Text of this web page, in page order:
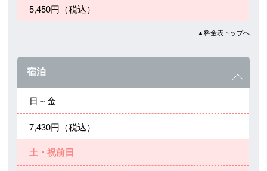
5,450円（税込）
▲料金表トップへ
宿泊
日～金
7,430円（税込）
土・祝前日